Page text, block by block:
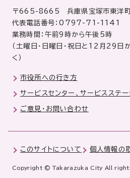
〒665-8665 兵庫県宝塚市東洋
代表電話番号：0797-71-1141
業務時間：午前9時から午後5時
（土曜日・日曜日・祝日と12月29日
く）
市役所への行き方
サービスセンター、サービスステー
ご意見・お問い合わせ
このサイトについて 個人情報の
Copyright © Takarazuka City All